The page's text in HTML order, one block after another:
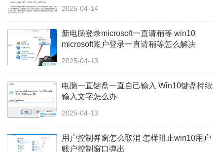
2025-04-14
新电脑登录microsoft一直请稍等 win10
microsoft账户登录一直请稍等怎么解决
2025-04-13
电脑一直键盘一直自己输入 Win10键盘持续
输入文字怎么办
2025-04-13
用户控制弹窗怎么取消 怎样阻止win10用户
账户控制窗口弹出